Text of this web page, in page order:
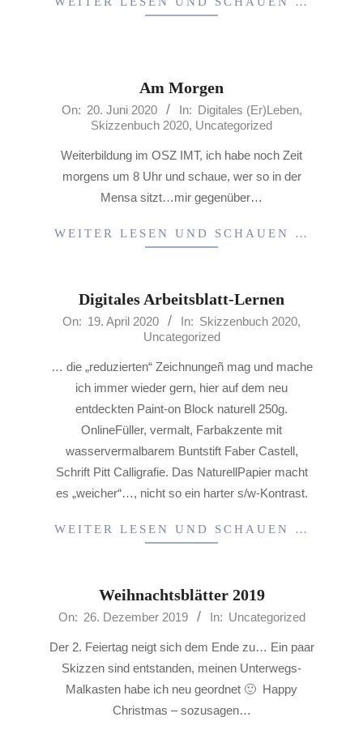
Am Morgen
2020-
On: 20. Juni 2020 In: Digitales (Er)Leben,
Skizzenbuch 2020, Uncategorized
Weiterbildung im OSZ IMT, ich habe noch Zeit
morgens um 8 Uhr und schaue, wer so in der
Mensa sitzt…mir gegenüber…
WEITER LESEN UND SCHAUEN …
Digitales Arbeitsblatt-Lernen
2020-
On: 19. April 2020 In: Skizzenbuch 2020,
Uncategorized
… die „reduzierten“ Zeichnungeñ mag und mache
ich immer wieder gern, hier auf dem neu
entdeckten Paint-on Block naturell 250g.
OnlineFüller, vermalt, Farbakzente mit
wasservermalbarem Buntstift Faber Castell,
Schrift Pitt Calligrafie. Das NaturellPapier macht
es „weicher“…, nicht so ein harter s/w-Kontrast.
WEITER LESEN UND SCHAUEN …
Weihnachtsblätter 2019
2019-
On: 26. Dezember 2019 In: Uncategorized
Der 2. Feiertag neigt sich dem Ende zu… Ein paar
Skizzen sind entstanden, meinen Unterwegs-
Malkasten habe ich neu geordnet 🙂 Happy
Christmas – sozusagen…